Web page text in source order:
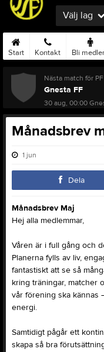
Välj lag
Start Kontakt Bli
Nästa match för PF
Gnesta FF
30 aug, 00:00
Månadsbrev
1 jun
Dela
Månadsbrev Maj
Hej alla medlemmar,
Våren är i full gång och
Planerna fylls av liv,
fantastiskt att se så
kring träningar, matcher
vår förening ska kännas
energi.
Samtidigt pågår ett
skapa så bra